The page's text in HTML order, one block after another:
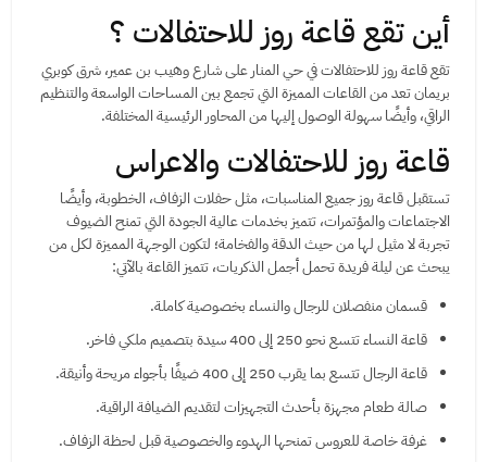
أين تقع قاعة روز للاحتفالات ؟
تقع قاعة روز للاحتفالات في حي المنار على شارع وهيب بن عمير، شرق كوبري
بريمان تعد من القاعات المميزة التي تجمع بين المساحات الواسعة والتنظيم
الراقي، وأيضًا سهولة الوصول إليها من المحاور الرئيسية المختلفة.
قاعة روز للاحتفالات والاعراس
تستقبل قاعة روز جميع المناسبات، مثل حفلات الزفاف، الخطوبة، وأيضًا
الاجتماعات والمؤتمرات، تتميز بخدمات عالية الجودة التي تمنح الضيوف
تجربة لا مثيل لها من حيث الدقة والفخامة؛ لتكون الوجهة المميزة لكل من
يبحث عن ليلة فريدة تحمل أجمل الذكريات، تتميز القاعة بالآتي:
قسمان منفصلان للرجال والنساء بخصوصية كاملة.
قاعة النساء تتسع نحو 250 إلى 400 سيدة بتصميم ملكي فاخر.
قاعة الرجال تتسع بما يقرب 250 إلى 400 ضيفًا بأجواء مريحة وأنيقة.
صالة طعام مجهزة بأحدث التجهيزات لتقديم الضيافة الراقية.
غرفة خاصة للعروس تمنحها الهدوء والخصوصية قبل لحظة الزفاف.